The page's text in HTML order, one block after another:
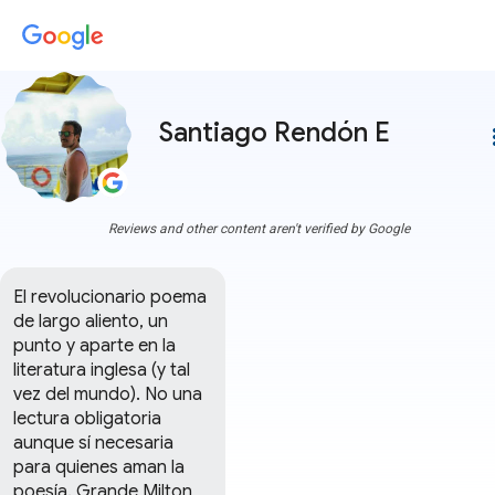
Santiago Rendón E
Reviews and other content aren't verified by Google
El revolucionario poema
de largo aliento, un
punto y aparte en la
literatura inglesa (y tal
vez del mundo). No una
lectura obligatoria
aunque sí necesaria
para quienes aman la